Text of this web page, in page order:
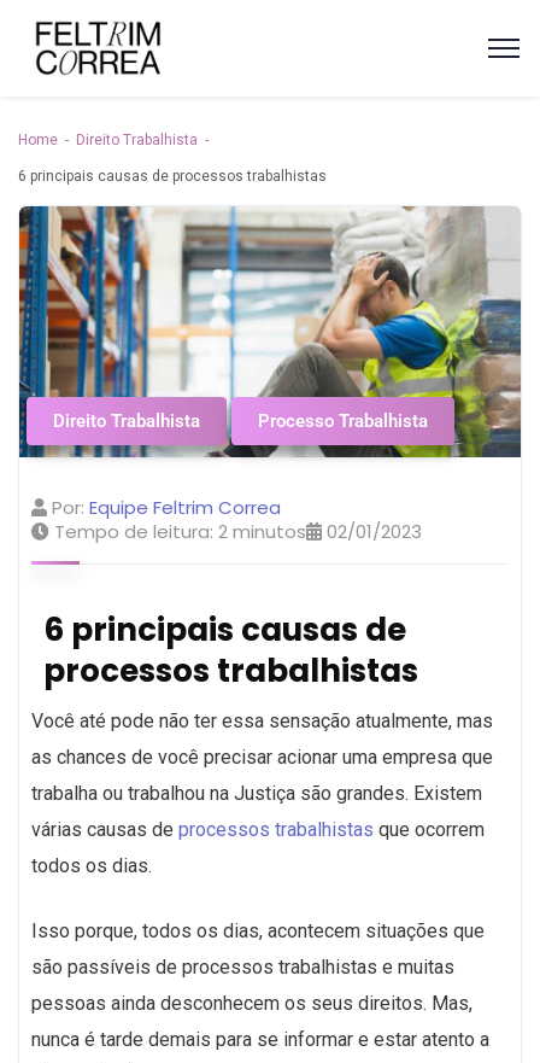
Home Direito Trabalhista
6 principais causas de processos trabalhistas
Direito Trabalhista Processo Trabalhista
Por: Equipe Feltrim Correa
Tempo de leitura: 2minutos 02/01/2023
6 principais causas de
processos trabalhistas
Você até pode não ter essa sensação atualmente, mas
as chances de você precisar acionar uma empresa que
trabalha ou trabalhou na Justiça são grandes. Existem
várias causas de processos trabalhistas que ocorrem
todos os dias.
Isso porque, todos os dias, acontecem situações que
são passíveis de processos trabalhistas e muitas
pessoas ainda desconhecem os seus direitos. Mas,
nunca é tarde demais para se informar e estar atento a